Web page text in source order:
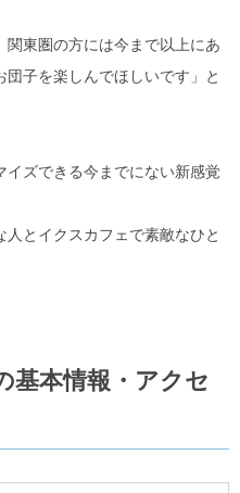
東圏の方には今まで以上にあ
子を楽しんでほしいです」と
イズできる今までにない新感覚
とイクスカフェで素敵なひと
基本情報・アクセ